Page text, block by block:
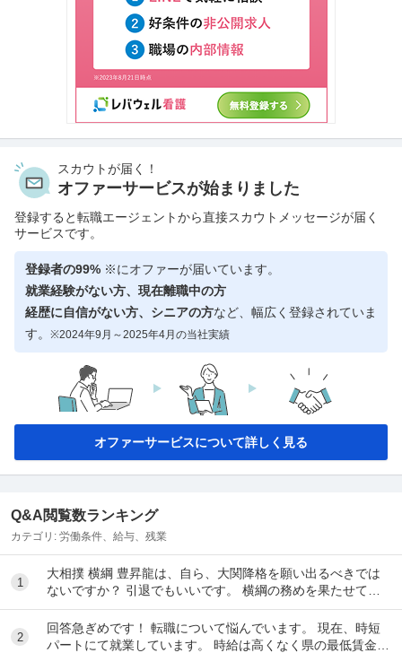
スカウトが届く！
オファーサービスが始まりました
登録すると転職エージェントから直接スカウトメッセージが届く
サービスです。
登録者の99% ※にオファーが届いています。
就業経験がない方、現在離職中の方
経歴に自信がない方、シニアの方など、幅広く登録されていま
す。 ※2024年9月～2025年4月の当社実績
オファーサービスについて詳しく見る
Q&A閲覧数ランキング
カテゴリ: 労働条件、給与、残業
1
大相撲 横綱 豊昇龍は、自ら、大関降格を願い出るべきでは
ないですか？ 引退でもいいです。 横綱の務めを果たせてな
いし、今後、果たせる見込みもないのだ...
2
回答急ぎめです！ 転職について悩んでいます。 現在、時短
パートにて就業しています。 時給は高くなく県の最低賃金＋